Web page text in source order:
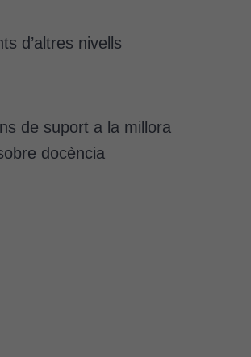
d’altres nivells
de suport a la millora
docència